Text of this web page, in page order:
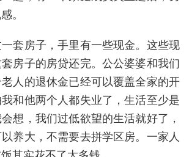
。
套房子，手里有一些现金。这些现
房子的房贷还完。公公婆婆和我们
人的退休金已经可以覆盖全家的开
和他两个人都失业了，生活至少是
想，我们过低欲望的生活就好了，
养大，不需要去拼学区房。一家人